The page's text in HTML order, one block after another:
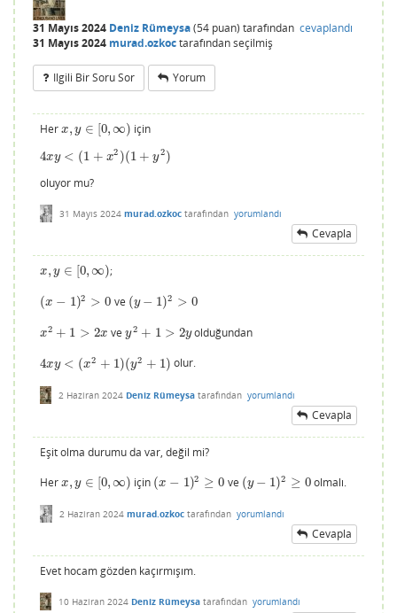
31 Mayıs 2024 Deniz Rümeysa(54 puan) tarafından cevaplandı
31 Mayıs 2024 murad.ozkoctarafındanseçilmiş
Ilgili Bir Soru Sor Yorum
Her x, y ∈ [0,∞)
x,y∈ [0 ∞)
için
4xy < (1 + x2 )(1 + y2 )
4x y<( 1+x2)(1+y 2)
oluyor mu?
31 Mayıs 2024 murad.ozkoc tarafından yorumlandı
Cevapla
x, y ∈ [0,∞)
x,y∈ [0 ∞) ;
(x − 1)2 > 0
(x− 1)2 >0 ve (y − 1)2 > 0
(y−1) 2>0
x2 + 1 > 2x
x2+1> 2 x vey2 + 1 > 2y
y2+1> 2 y olduğundan
4xy < (x2 + 1)(y2 + 1)
4xy< (x2 +1)( y2+1) olur.
2 Haziran 2024 Deniz Rümeysa tarafından yorumlandı
Cevapla
Eşit olma durumu da var, değil mi?
Her x, y ∈ [0,∞)
x,y∈ [0 ∞) için (x − 1)2 ≥ 0
(x− 1)2≥0 ve (y − 1)2 ≥ 0
(y−1) 2≥0 olmalı.
2 Haziran 2024 murad.ozkoc tarafından yorumlandı
Cevapla
Evet hocam gözden kaçırmışım.
10 Haziran 2024 Deniz Rümeysa tarafından yorumlandı